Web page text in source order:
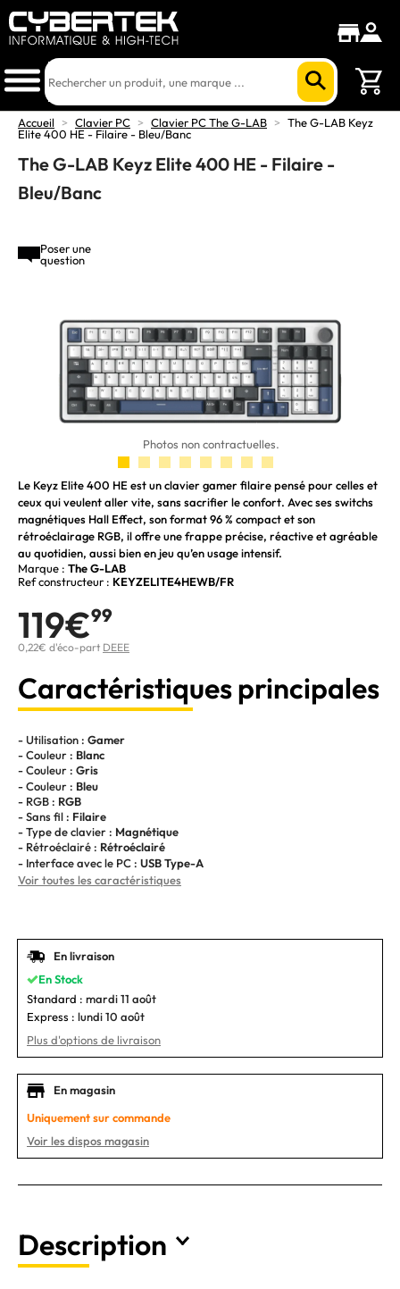
Accueil > Clavier PC > Clavier PC The G-LAB > The G-LAB Keyz
Elite 400 HE - Filaire - Bleu/Banc
The G-LAB Keyz Elite 400 HE - Filaire -
Bleu/Banc
Poser une
question
Photos non contractuelles.
Le Keyz Elite 400 HE est un clavier gamer filaire pensé pour celles et
ceux qui veulent aller vite, sans sacrifier le confort. Avec ses switchs
magnétiques Hall Effect, son format 96 % compact et son
rétroéclairage RGB, il offre une frappe précise, réactive et agréable
au quotidien, aussi bien en jeu qu’en usage intensif.
Marque : The G-LAB
Ref constructeur : KEYZELITE4HEWB/FR
119€99
0,22€ d'éco-part DEEE
Caractéristiques principales
- Utilisation : Gamer
- Couleur : Blanc
- Couleur : Gris
- Couleur : Bleu
- RGB : RGB
- Sans fil : Filaire
- Type de clavier : Magnétique
- Rétroéclairé : Rétroéclairé
- Interface avec le PC : USB Type-A
Voir toutes les caractéristiques
En livraison
En Stock
Standard : mardi 11 août
Express : lundi 10 août
Plus d'options de livraison
En magasin
Uniquement sur commande
Voir les dispos magasin
Description